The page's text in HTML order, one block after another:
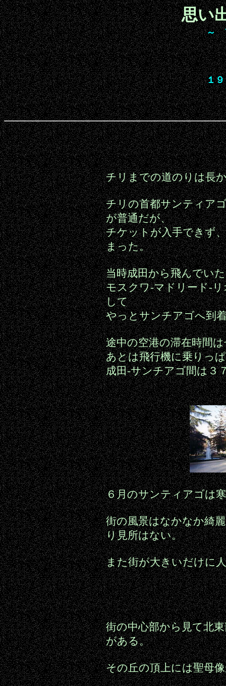
思い
～
１
チリまでの道のりは長
チリの首都サンティア
が普通だが、
チケットが入手できず
まった。
当時成田から飛んでい
モスクワ-マドリード-
して
やっとサンチアゴへ到
途中の空港の滞在時間
あとは飛行機に乗りっ
成田-サンチアゴ間は３
６月のサンティアゴは
街の風景はなかなか綺
り見所はない。
また街が大きいだけに
街の中心部から見て北
がある。
その丘の頂上には聖母